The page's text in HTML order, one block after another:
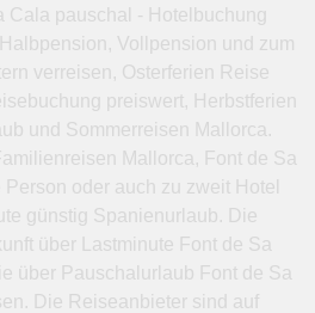
Cala pauschal - Hotelbuchung
Vollpension und zum
verreisen, Osterferien Reise
preiswert, Herbstferien
und Sommerreisen Mallorca.
Mallorca, Font de Sa
oder auch zu zweit Hotel
günstig Spanienurlaub. Die
über Lastminute Font de Sa
über Pauschalurlaub Font de Sa
Die Reiseanbieter sind auf